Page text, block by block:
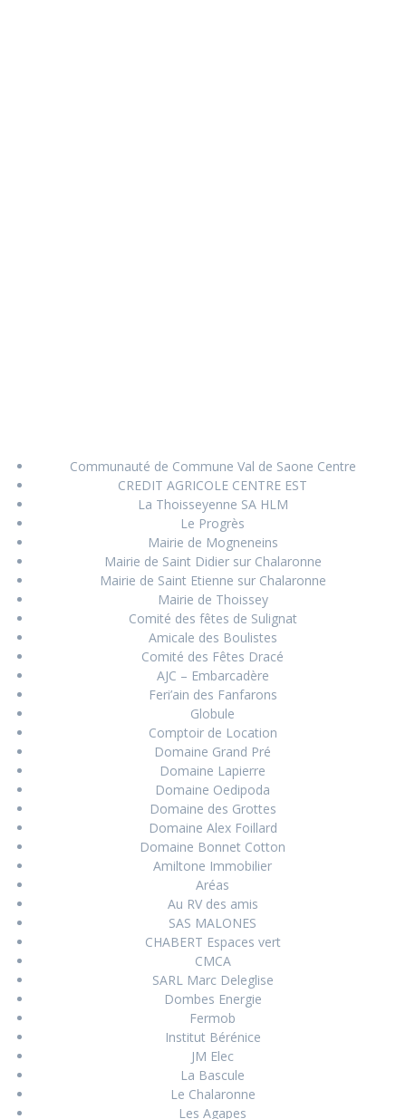
Communauté de Commune Val de Saone Centre
CREDIT AGRICOLE CENTRE EST
La Thoisseyenne SA HLM
Le Progrès
Mairie de Mogneneins
Mairie de Saint Didier sur Chalaronne
Mairie de Saint Etienne sur Chalaronne
Mairie de Thoissey
Comité des fêtes de Sulignat
Amicale des Boulistes
Comité des Fêtes Dracé
AJC – Embarcadère
Feri’ain des Fanfarons
Globule
Comptoir de Location
Domaine Grand Pré
Domaine Lapierre
Domaine Oedipoda
Domaine des Grottes
Domaine Alex Foillard
Domaine Bonnet Cotton
Amiltone Immobilier
Aréas
Au RV des amis
SAS MALONES
CHABERT Espaces vert
CMCA
SARL Marc Deleglise
Dombes Energie
Fermob
Institut Bérénice
JM Elec
La Bascule
Le Chalaronne
Les Agapes